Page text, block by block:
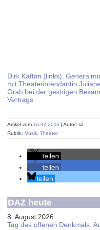
Dirk Kaftan (links),
mit Theaterintendantin
Grab bei der gestrigen
Vertrags
Artikel vom 16.02.2013 | Autor: sz
Rubrik: Musik Theater
teilen
teilen
teilen
DAZ heute
8. August 2026
Tag des offenen Denkmals: